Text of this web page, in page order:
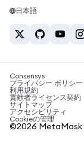
キャリア
お問い合わせ
Tetherの価格
BTC→INR
ETH→USDT
USDTの購入
SHIBの購入
BNBの購入
Solanaウォレット
税制関連ニュース
暗号資産の購入方法は？
ビットコインを売るに
日本語
Consensys
プライバシー ポリシー
利用規約
貢献者ライセンス契約
サイトマップ
アクセシビリティ
Cookieの管理
©2026 MetaMask